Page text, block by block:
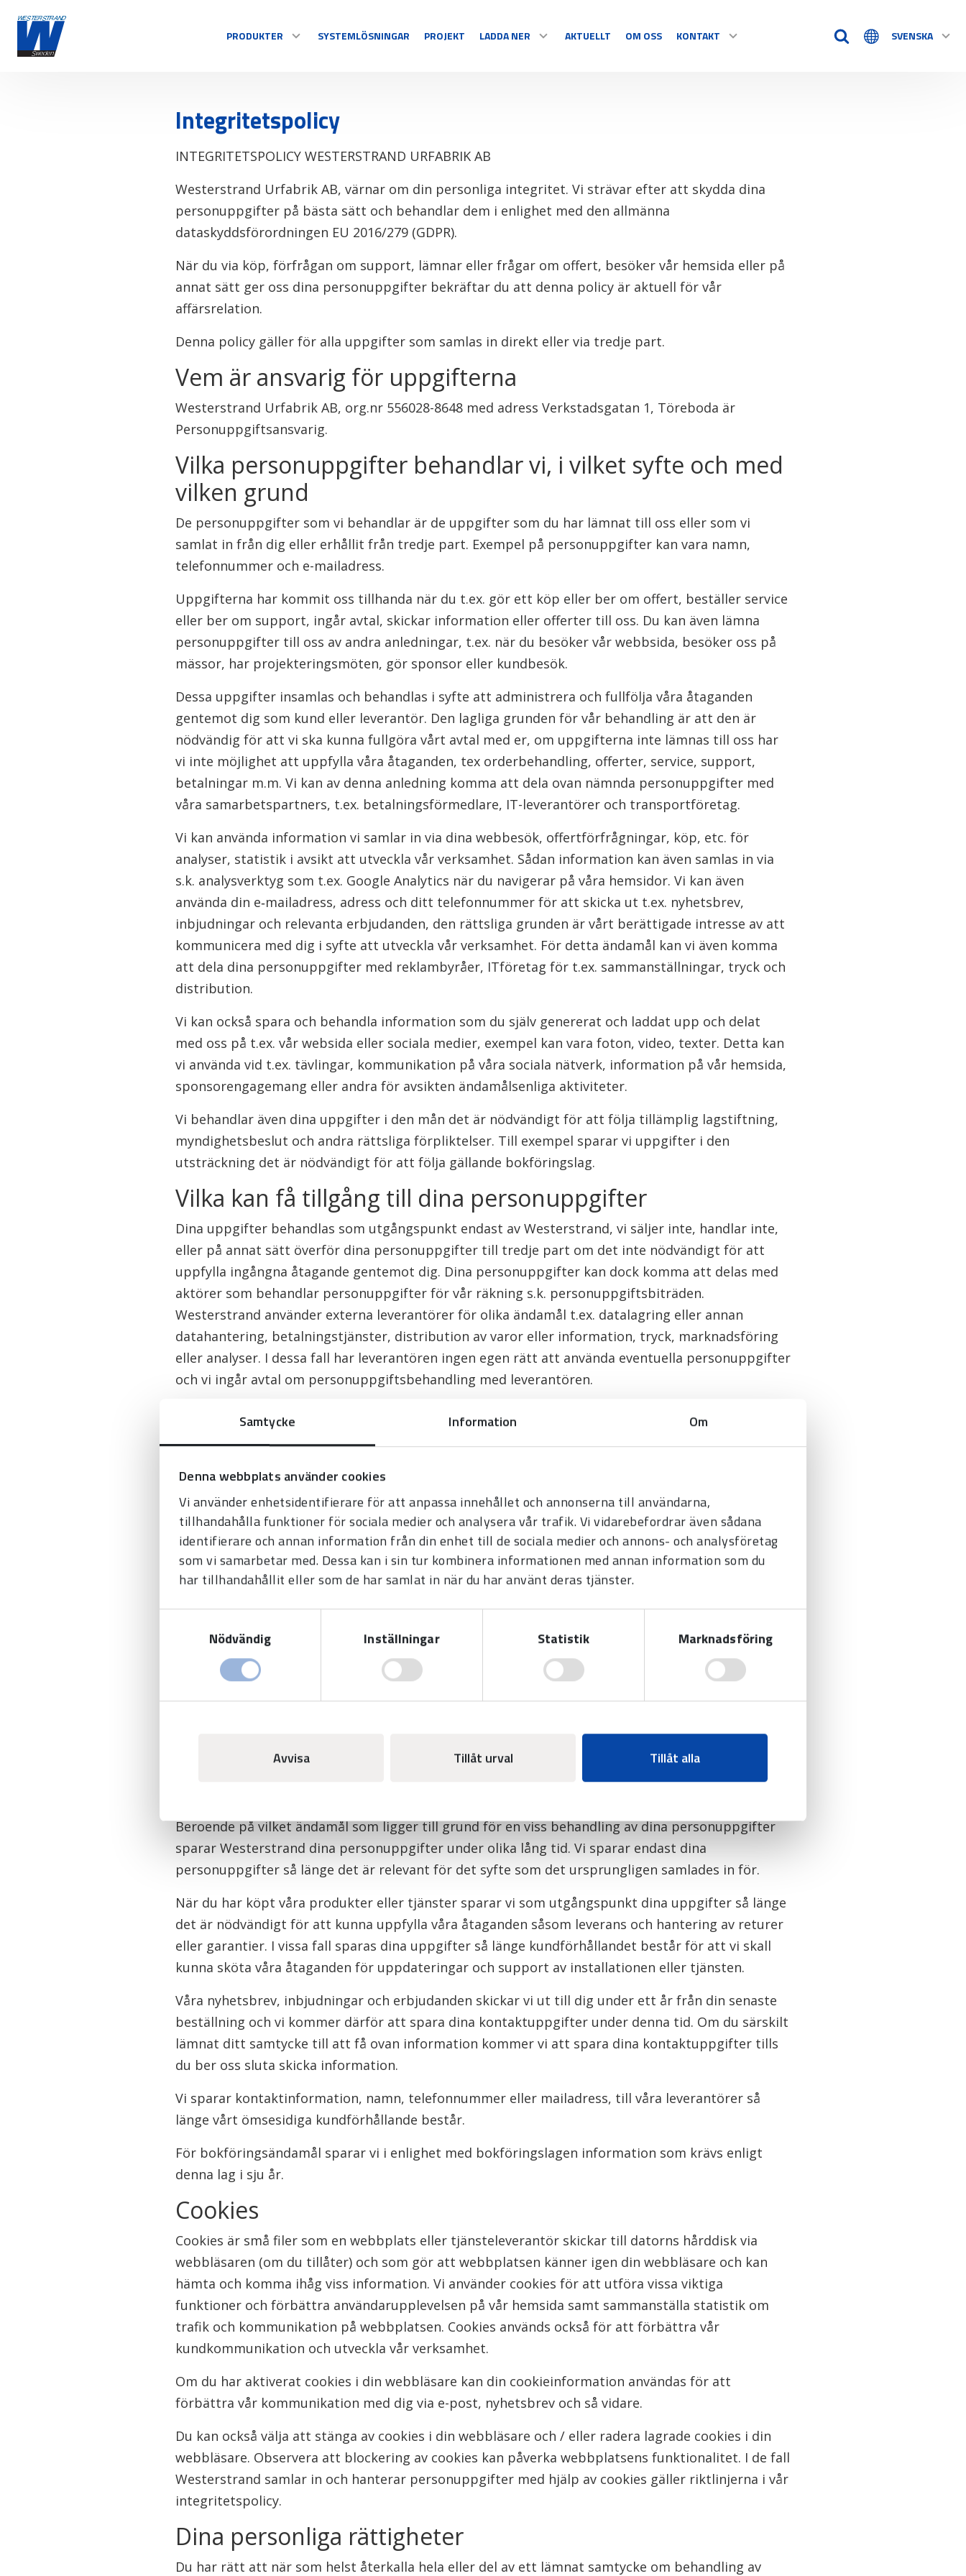
Samtycke Information Om
Denna webbplats använder cookies
Vi använder enhetsidentifierare för att anpassa innehållet och annonserna till användarna,
tillhandahålla funktioner för sociala medier och analysera vår trafik. Vi vidarebefordrar även sådana
identifierare och annan information från din enhet till de sociala medier och annons- och analysföretag
som vi samarbetar med. Dessa kan i sin tur kombinera informationen med annan information som du
har tillhandahållit eller som de har samlat in när du har använt deras tjänster.
Nödvändig
Inställningar Statistik Marknadsföring
Avvisa Tillåt urval Tillåt alla
PRODUKTER
Centralur
Inomhusur
Styrsystem
Se alla
Sportspecifika
Videosport
Se alla
Grafisk/text
SYSTEMLÖSNINGAR PROJEKT LADDA NER
MELODIER
AKTUELLT OM OSS KONTAKT SVENSKA
Integritetspolicy
INTEGRITETSPOLICY WESTERSTRAND URFABRIK AB
Westerstrand Urfabrik AB, värnar om din personliga integritet. Vi strävar efter att skydda dina
personuppgifter på bästa sätt och behandlar dem i enlighet med den allmänna
dataskyddsförordningen EU 2016/279 (GDPR).
När du via köp, förfrågan om support, lämnar eller frågar om offert, besöker vår hemsida eller på
annat sätt ger oss dina personuppgifter bekräftar du att denna policy är aktuell för vår
affärsrelation.
Denna policy gäller för alla uppgifter som samlas in direkt eller via tredje part.
Vem är ansvarig för uppgifterna
Westerstrand Urfabrik AB, org.nr 556028-8648 med adress Verkstadsgatan 1, Töreboda är
Personuppgiftsansvarig.
Vilka personuppgifter behandlar vi, i vilket syfte och med
vilken grund
De personuppgifter som vi behandlar är de uppgifter som du har lämnat till oss eller som vi
samlat in från dig eller erhållit från tredje part. Exempel på personuppgifter kan vara namn,
telefonnummer och e-mailadress.
Uppgifterna har kommit oss tillhanda när du t.ex. gör ett köp eller ber om offert, beställer service
eller ber om support, ingår avtal, skickar information eller offerter till oss. Du kan även lämna
personuppgifter till oss av andra anledningar, t.ex. när du besöker vår webbsida, besöker oss på
mässor, har projekteringsmöten, gör sponsor eller kundbesök.
Dessa uppgifter insamlas och behandlas i syfte att administrera och fullfölja våra åtaganden
gentemot dig som kund eller leverantör. Den lagliga grunden för vår behandling är att den är
nödvändig för att vi ska kunna fullgöra vårt avtal med er, om uppgifterna inte lämnas till oss har
vi inte möjlighet att uppfylla våra åtaganden, tex orderbehandling, offerter, service, support,
betalningar m.m. Vi kan av denna anledning komma att dela ovan nämnda personuppgifter med
våra samarbetspartners, t.ex. betalningsförmedlare, IT-leverantörer och transportföretag.
Vi kan använda information vi samlar in via dina webbesök, offertförfrågningar, köp, etc. för
analyser, statistik i avsikt att utveckla vår verksamhet. Sådan information kan även samlas in via
s.k. analysverktyg som t.ex. Google Analytics när du navigerar på våra hemsidor. Vi kan även
använda din e‐mailadress, adress och ditt telefonnummer för att skicka ut t.ex. nyhetsbrev,
inbjudningar och relevanta erbjudanden, den rättsliga grunden är vårt berättigade intresse av att
kommunicera med dig i syfte att utveckla vår verksamhet. För detta ändamål kan vi även komma
att dela dina personuppgifter med reklambyråer, ITföretag för t.ex. sammanställningar, tryck och
distribution.
Vi kan också spara och behandla information som du själv genererat och laddat upp och delat
med oss på t.ex. vår websida eller sociala medier, exempel kan vara foton, video, texter. Detta kan
vi använda vid t.ex. tävlingar, kommunikation på våra sociala nätverk, information på vår hemsida,
sponsorengagemang eller andra för avsikten ändamålsenliga aktiviteter.
Vi behandlar även dina uppgifter i den mån det är nödvändigt för att följa tillämplig lagstiftning,
myndighetsbeslut och andra rättsliga förpliktelser. Till exempel sparar vi uppgifter i den
utsträckning det är nödvändigt för att följa gällande bokföringslag.
Vilka kan få tillgång till dina personuppgifter
Dina uppgifter behandlas som utgångspunkt endast av Westerstrand, vi säljer inte, handlar inte,
eller på annat sätt överför dina personuppgifter till tredje part om det inte nödvändigt för att
uppfylla ingångna åtagande gentemot dig. Dina personuppgifter kan dock komma att delas med
aktörer som behandlar personuppgifter för vår räkning s.k. personuppgiftsbiträden.
Westerstrand använder externa leverantörer för olika ändamål t.ex. datalagring eller annan
datahantering, betalningstjänster, distribution av varor eller information, tryck, marknadsföring
eller analyser. I dessa fall har leverantören ingen egen rätt att använda eventuella personuppgifter
och vi ingår avtal om personuppgiftsbehandling med leverantören.
att de har laglig rätt till informationen.
Hur skyddar vi dina personuppgifter
Vi, och i förekommande fall våra samarbetspartners, har vidtagit flera säkerhetsåtgärder för att
skydda de personuppgifter som behandlas. Vi har antivirusprogram och brandväggar med
intelligenta intrångsskydd som skyddar mot externa hot för att skydda och förhindra obehörig
tillgång till våra nätverk och system. Serversystem är fysiskt skyddat där endast behörig personal
har tillträde. Personuppgifter i fysisk form förvaras i låsta byggnader och arkiv kopplade till
externa larmtjänster.
Våra anställda har strikta instruktioner att hantera all information i enlighet med gällande lagar,
regler och policys. Endast de personer som behöver tillgång till system där personuppgifterna
lagras ges tillgång och all data är skyddat med accessregler/lösenord.
I de fall informationen behandlas utanför EES görs detta endast i enlighet med gällande
dataskyddslagstiftning.
Beroende på vilket ändamål som ligger till grund för en viss behandling av dina personuppgifter
sparar Westerstrand dina personuppgifter under olika lång tid. Vi sparar endast dina
personuppgifter så länge det är relevant för det syfte som det ursprungligen samlades in för.
När du har köpt våra produkter eller tjänster sparar vi som utgångspunkt dina uppgifter så länge
det är nödvändigt för att kunna uppfylla våra åtaganden såsom leverans och hantering av returer
eller garantier. I vissa fall sparas dina uppgifter så länge kundförhållandet består för att vi skall
kunna sköta våra åtaganden för uppdateringar och support av installationen eller tjänsten.
Våra nyhetsbrev, inbjudningar och erbjudanden skickar vi ut till dig under ett år från din senaste
beställning och vi kommer därför att spara dina kontaktuppgifter under denna tid. Om du särskilt
lämnat ditt samtycke till att få ovan information kommer vi att spara dina kontaktuppgifter tills
du ber oss sluta skicka information.
Vi sparar kontaktinformation, namn, telefonnummer eller mailadress, till våra leverantörer så
länge vårt ömsesidiga kundförhållande består.
För bokföringsändamål sparar vi i enlighet med bokföringslagen information som krävs enligt
denna lag i sju år.
Cookies
Cookies är små filer som en webbplats eller tjänsteleverantör skickar till datorns hårddisk via
webbläsaren (om du tillåter) och som gör att webbplatsen känner igen din webbläsare och kan
hämta och komma ihåg viss information. Vi använder cookies för att utföra vissa viktiga
funktioner och förbättra användarupplevelsen på vår hemsida samt sammanställa statistik om
trafik och kommunikation på webbplatsen. Cookies används också för att förbättra vår
kundkommunikation och utveckla vår verksamhet.
Om du har aktiverat cookies i din webbläsare kan din cookieinformation användas för att
förbättra vår kommunikation med dig via e-post, nyhetsbrev och så vidare.
Du kan också välja att stänga av cookies i din webbläsare och / eller radera lagrade cookies i din
webbläsare. Observera att blockering av cookies kan påverka webbplatsens funktionalitet. I de fall
Westerstrand samlar in och hanterar personuppgifter med hjälp av cookies gäller riktlinjerna i vår
integritetspolicy.
Dina personliga rättigheter
Du har rätt att när som helst återkalla hela eller del av ett lämnat samtycke om behandling av